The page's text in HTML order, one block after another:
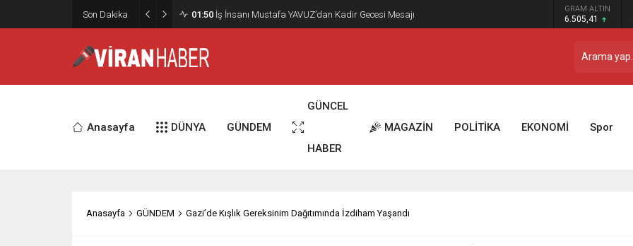
Son Dakika 02:15 Murat Bardakçı, “50 Yıllık Dostu” İlber Ortaylı’ya Duygusal Bir Yazıyla Veda
Etti
GRAM ALTIN
6.505,41
Anasayfa DÜNYA GÜNDEM
GÜNCEL
HABER
MAGAZİN POLİTİKA EKONOMİ Spor
Anasayfa GÜNDEM Gazi’de Kışlık Gereksinim Dağıtımında İzdiham Yaşandı